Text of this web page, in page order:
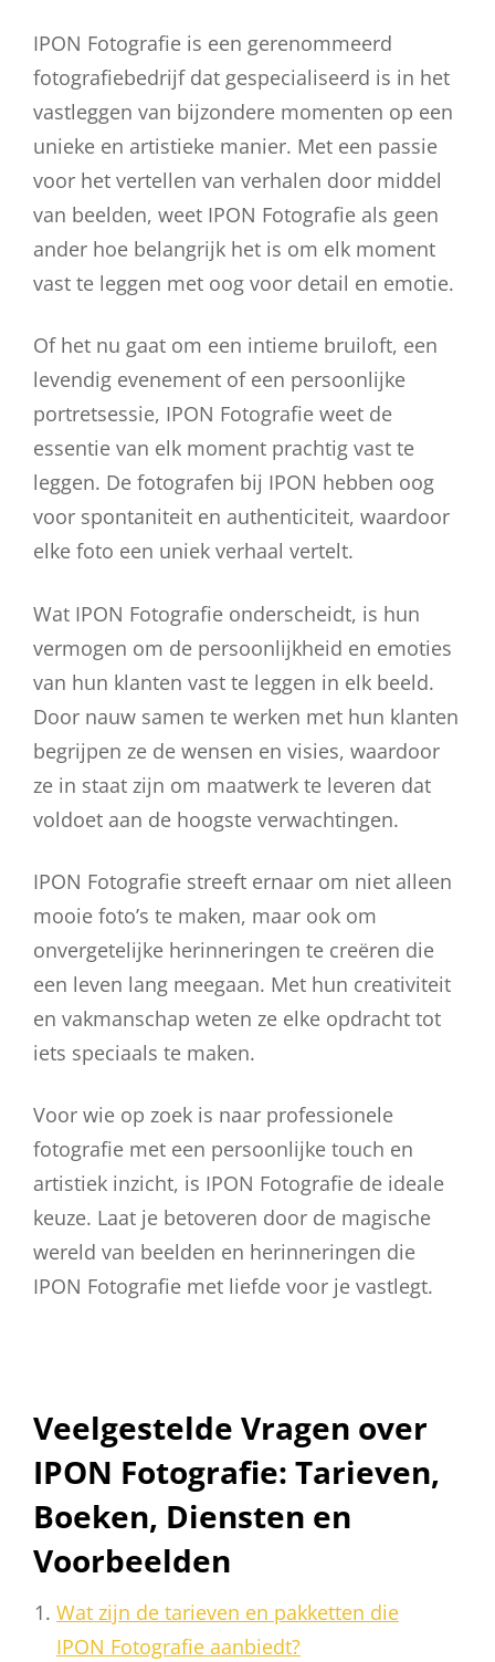
IPON Fotografie is een gerenommeerd
fotografiebedrijf dat gespecialiseerd is in het
vastleggen van bijzondere momenten op een
unieke en artistieke manier. Met een passie
voor het vertellen van verhalen door middel
van beelden, weet IPON Fotografie als geen
ander hoe belangrijk het is om elk moment
vast te leggen met oog voor detail en emotie.
Of het nu gaat om een intieme bruiloft, een
levendig evenement of een persoonlijke
portretsessie, IPON Fotografie weet de
essentie van elk moment prachtig vast te
leggen. De fotografen bij IPON hebben oog
voor spontaniteit en authenticiteit, waardoor
elke foto een uniek verhaal vertelt.
Wat IPON Fotografie onderscheidt, is hun
vermogen om de persoonlijkheid en emoties
van hun klanten vast te leggen in elk beeld.
Door nauw samen te werken met hun klanten
begrijpen ze de wensen en visies, waardoor
ze in staat zijn om maatwerk te leveren dat
voldoet aan de hoogste verwachtingen.
IPON Fotografie streeft ernaar om niet alleen
mooie foto’s te maken, maar ook om
onvergetelijke herinneringen te creëren die
een leven lang meegaan. Met hun creativiteit
en vakmanschap weten ze elke opdracht tot
iets speciaals te maken.
Voor wie op zoek is naar professionele
fotografie met een persoonlijke touch en
artistiek inzicht, is IPON Fotografie de ideale
keuze. Laat je betoveren door de magische
wereld van beelden en herinneringen die
IPON Fotografie met liefde voor je vastlegt.
Veelgestelde Vragen over
IPON Fotografie: Tarieven,
Boeken, Diensten en
Voorbeelden
Wat zijn de tarieven en pakketten die
IPON Fotografie aanbiedt?